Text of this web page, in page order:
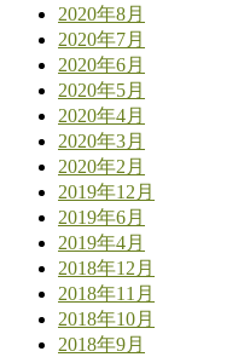
2020年8月
2020年7月
2020年6月
2020年5月
2020年4月
2020年3月
2020年2月
2019年12月
2019年6月
2019年4月
2018年12月
2018年11月
2018年10月
2018年9月